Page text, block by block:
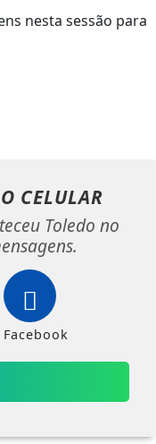
nesta sessão para
CELULAR
Toledo no
Facebook